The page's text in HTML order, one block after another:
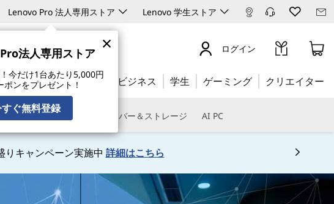
Lenovo Pro 法人専用ストア
×
法人専用ストア
今だけ1台あたり5,000円
ポンをプレゼント！
ぐ無料登録
Lenovo 学生ストア
ログイン
公式ストア: ビジネス 学生 ゲーミング クリエイター
ット ソフトウェア サーバー＆ストレージ AI PC
りキャンペーン実施中 詳細はこちら
item 3 of 5